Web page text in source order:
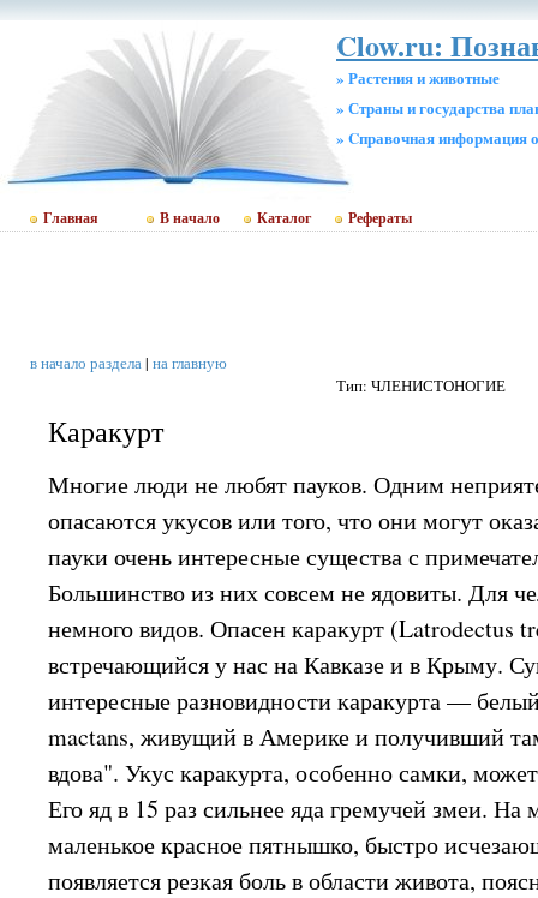
Clow.ru:
» Растения и животные
» Страны и государства
» Cправочная информация
Главная В начало Каталог Рефераты
в начало раздела| на главную
Тип: ЧЛЕНИСТОНОГИЕ
Каракурт
Многие люди не любят пауков. Одним
опасаются укусов или того, что они могут
пауки очень интересные существа с
Большинство из них совсем не ядовиты. Для
немного видов. Опасен каракурт (Latrodectus
встречающийся у нас на Кавказе и в Крыму.
интересные разновидности каракурта —
mactans, живущий в Америке и получивший
вдова". Укус каракурта, особенно самки,
Его яд в 15 раз сильнее яда гремучей змеи. На
маленькое красное пятнышко, быстро
появляется резкая боль в области живота,